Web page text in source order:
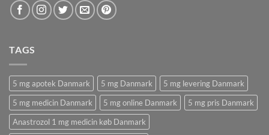
TAGS
5 mg apotek Danmark 5 mg Danmark
5 mg levering Danmark
5 mg medicin Danmark
5 mg online Danmark
5 mg pris Danmark
Anastrozol 1 mg medicin køb Danmark